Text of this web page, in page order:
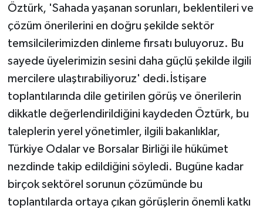
Öztürk, 'Sahada yaşanan sorunları, beklentileri ve
çözüm önerilerini en doğru şekilde sektör
temsilcilerimizden dinleme fırsatı buluyoruz. Bu
sayede üyelerimizin sesini daha güçlü şekilde ilgili
mercilere ulaştırabiliyoruz' dedi.İstişare
toplantılarında dile getirilen görüş ve önerilerin
dikkatle değerlendirildiğini kaydeden Öztürk, bu
taleplerin yerel yönetimler, ilgili bakanlıklar,
Türkiye Odalar ve Borsalar Birliği ile hükümet
nezdinde takip edildiğini söyledi. Bugüne kadar
birçok sektörel sorunun çözümünde bu
toplantılarda ortaya çıkan görüşlerin önemli katkı